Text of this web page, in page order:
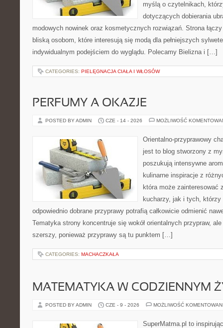
myślą o czytelnikach,
dotyczących dobierania
modowych nowinek oraz kosmetycznych rozwiązań. Strona
bliską osobom, które interesują się modą dla pełniejszych
indywidualnym podejściem do wyglądu. Polecamy Bielizna i […]
CATEGORIES: PIELĘGNACJA CIAŁA I WŁOSÓW
PERFUMY A OKAZJE
POSTED BY ADMIN CZE - 14 - 2026 MOŻLIWOŚĆ
Orientalno-przyprawowy
jest to blog stworzony z
poszukują intensywne
kulinarne inspiracje z
która może zainteresować
kucharzy, jak i tych, którzy
odpowiednio dobrane przyprawy potrafią całkowicie odmienić
Tematyka strony koncentruje się wokół orientalnych przypraw,
szerszy, ponieważ przyprawy są tu punktem […]
CATEGORIES: MACHACZKAŁA
MATEMATYKA W CODZIENNYM
POSTED BY ADMIN CZE - 9 - 2026 MOŻLIWOŚĆ
SuperMatma.pl to